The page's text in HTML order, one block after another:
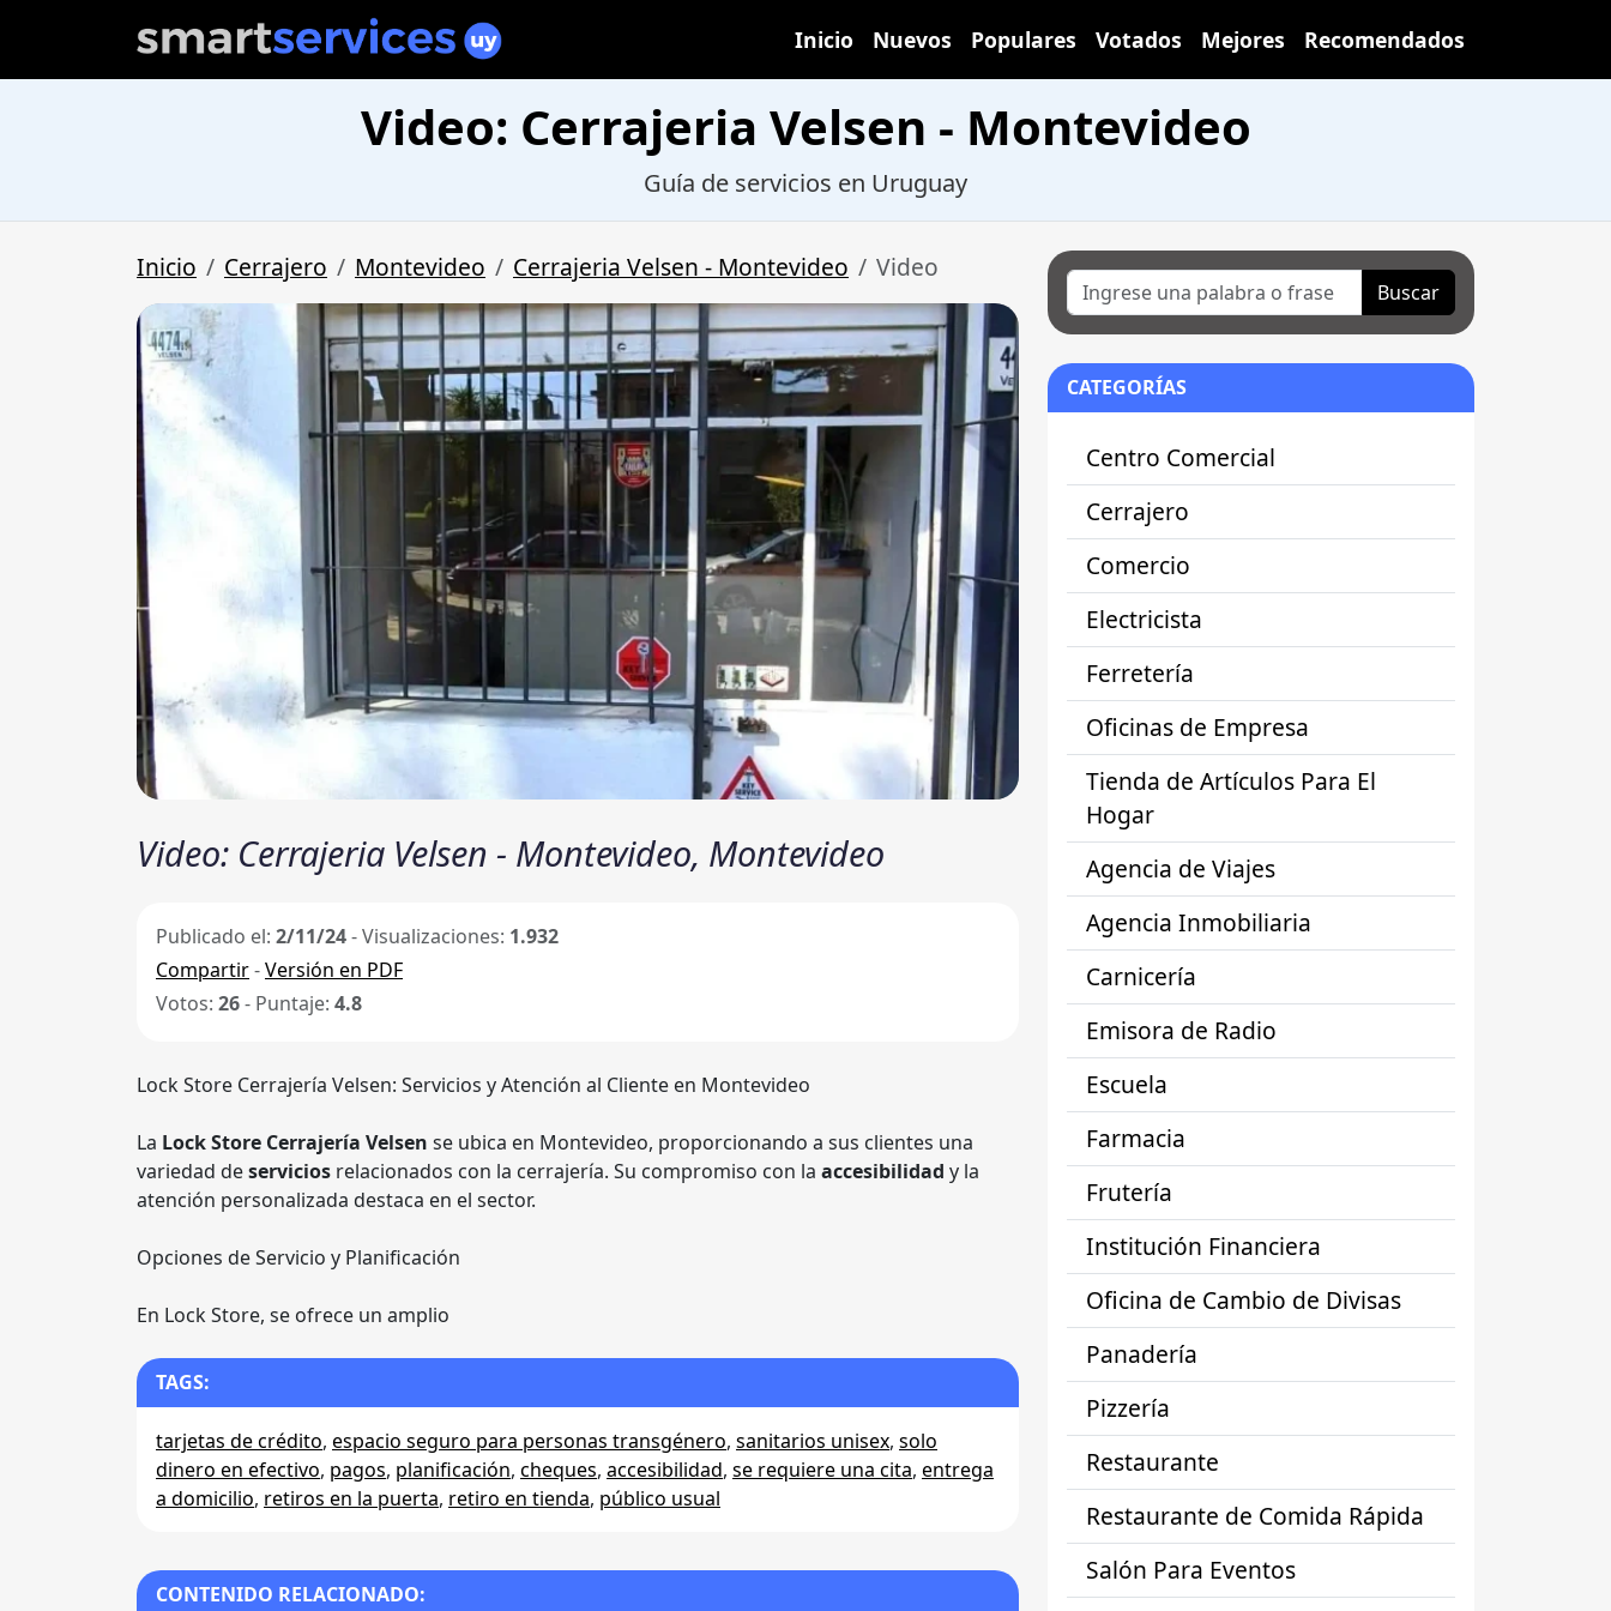
Inicio Nuevos Populares Votados Mejores Recomendados
Video: Cerrajeria Velsen - Montevideo
Guía de servicios en Uruguay
Inicio Cerrajero Montevideo Cerrajeria Velsen - Montevideo Video
Video: Cerrajeria Velsen - Montevideo, Montevideo
Publicado el: 2/11/24- Visualizaciones: 1.932
Compartir-Versión en PDF
Votos: 26- Puntaje: 4.8
Lock Store Cerrajería Velsen: Servicios y Atención al Cliente en Montevideo
La Lock Store Cerrajería Velsen se ubica en Montevideo, proporcionando a sus clientes una
variedad deservicios relacionados con la cerrajería. Su compromiso con la accesibilidad y la
atención personalizada destaca en el sector.
Opciones de Servicio y Planificación
En Lock Store, se ofrece un amplio
TAGS:
tarjetas de crédito, espacio seguro para personas transgénero, sanitarios unisex, solo
dinero en efectivo, pagos, planificación, cheques, accesibilidad, se requiere una cita, entrega
a domicilio, retiros en la puerta, retiro en tienda, público usual
CONTENIDO RELACIONADO:
Buscar
CATEGORÍAS
Centro Comercial
Cerrajero
Comercio
Electricista
Ferretería
Oficinas de Empresa
Tienda de Artículos Para El
Hogar
Agencia de Viajes
Agencia Inmobiliaria
Carnicería
Emisora de Radio
Escuela
Farmacia
Frutería
Institución Financiera
Oficina de Cambio de Divisas
Panadería
Pizzería
Restaurante
Restaurante de Comida Rápida
Salón Para Eventos